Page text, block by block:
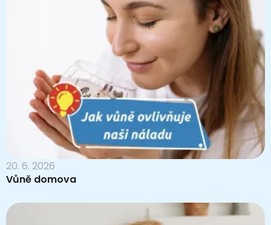
20. 6. 2026
Vůně domova